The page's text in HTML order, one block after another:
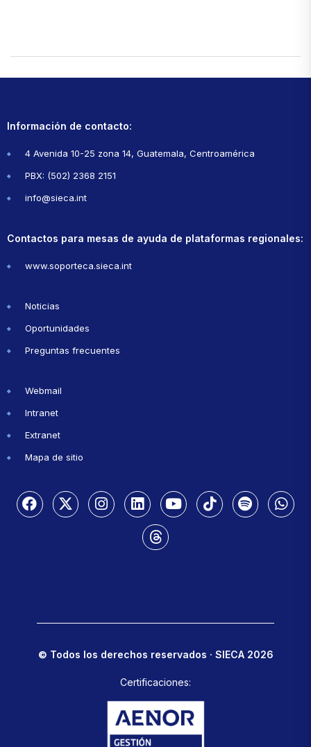
Información de contacto:
4 Avenida 10-25 zona 14, Guatemala, Centroamérica
PBX: (502) 2368 2151
info@sieca.int
Contactos para mesas de ayuda de plataformas regionales:
www.soporteca.sieca.int
Noticias
Oportunidades
Preguntas frecuentes
Webmail
Intranet
Extranet
Mapa de sitio
© Todos los derechos reservados · SIECA 2026
Certificaciones: